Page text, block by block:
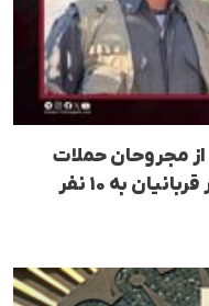
از مجروحان حملات
موشکی سپاه به مقر کومله، شمار قربانیان به ۱۰ نفر